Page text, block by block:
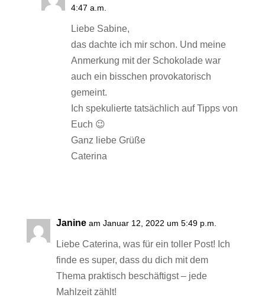
4:47 a.m.
Liebe Sabine,
das dachte ich mir schon. Und meine
Anmerkung mit der Schokolade war
auch ein bisschen provokatorisch
gemeint.
Ich spekulierte tatsächlich auf Tipps von
Euch 😉
Ganz liebe Grüße
Caterina
Janine am Januar 12, 2022 um 5:49 p.m.
Liebe Caterina, was für ein toller Post! Ich
finde es super, dass du dich mit dem
Thema praktisch beschäftigst – jede
Mahlzeit zählt!